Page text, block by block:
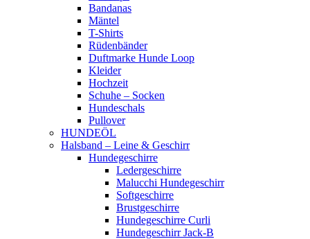
Bandanas
Mäntel
T-Shirts
Rüdenbänder
Duftmarke Hunde Loop
Kleider
Hochzeit
Schuhe – Socken
Hundeschals
Pullover
HUNDEÖL
Halsband – Leine & Geschirr
Hundegeschirre
Ledergeschirre
Malucchi Hundegeschirr
Softgeschirre
Brustgeschirre
Hundegeschirre Curli
Hundegeschirr Jack-B